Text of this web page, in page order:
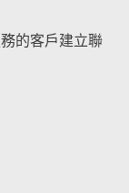
的客戶建立聯